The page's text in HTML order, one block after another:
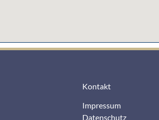
Kontakt
Impressum
Datenschutz